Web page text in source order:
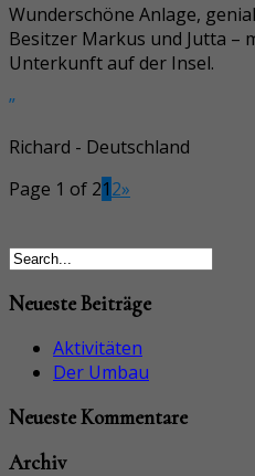
Wunderschöne Anlage,
Besitzer Markus und Jutta –
Unterkunft auf der Insel.
”
Richard - Deutschland
Page 1 of 212»
Neueste Beiträge
Aktivitäten
Der Umbau
Neueste Kommentare
Archiv